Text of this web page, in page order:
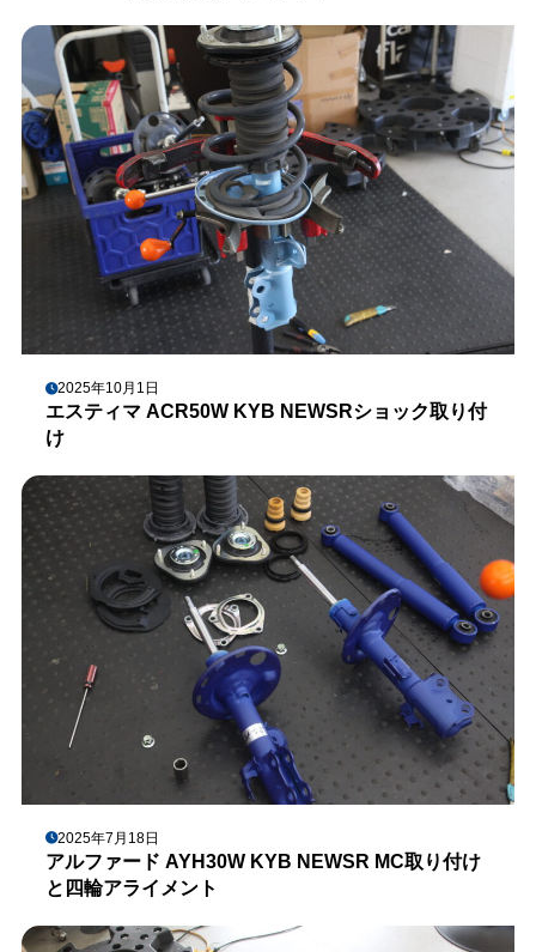
2025年10月1日
エスティマ ACR50W KYB NEWSRショック取り付
け
2025年7月18日
アルファード AYH30W KYB NEWSR MC取り付け
と四輪アライメント